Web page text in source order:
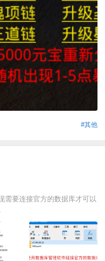
#其他
需要连接官方的数据库才可以